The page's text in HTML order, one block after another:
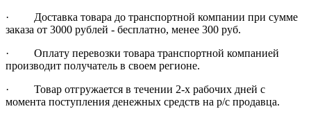
· Доставка товара до транспортной компании при сумме
заказа от 3000 рублей - бесплатно, менее 300 руб.
· Оплату перевозки товара транспортной компанией
производит получатель в своем регионе.
· Товар отгружается в течении 2-х рабочих дней с
момента поступления денежных средств на р/с продавца.